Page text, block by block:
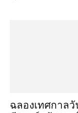
ฉลองเทศกาล